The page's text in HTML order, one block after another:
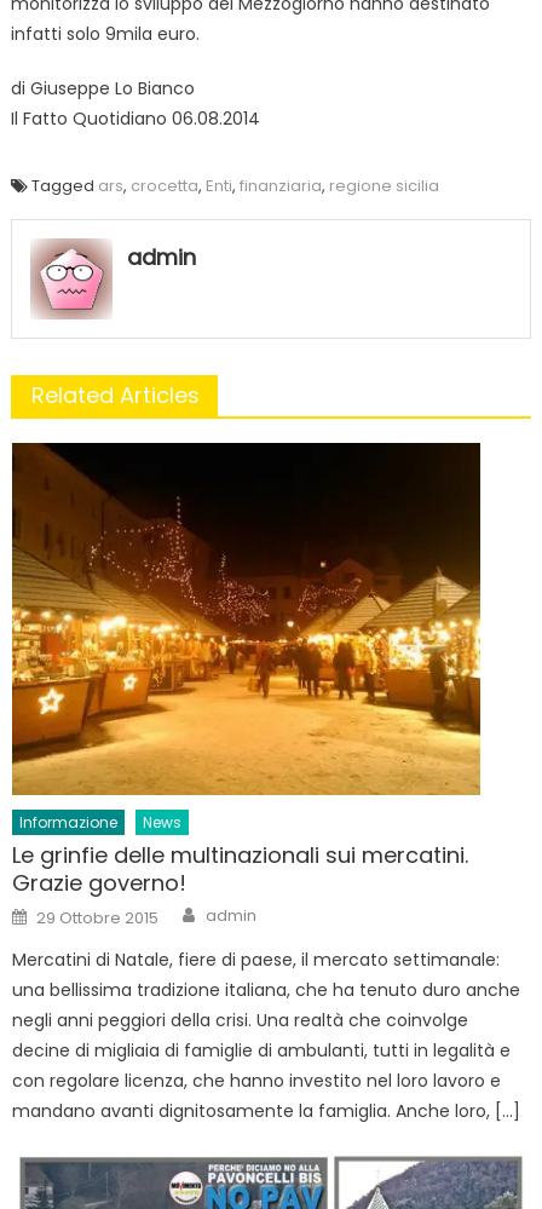
infatti solo 9mila euro.
di Giuseppe Lo Bianco
Il Fatto Quotidiano 06.08.2014
Tagged ars, crocetta, Enti, finanziaria, regione sicilia
admin
Related Articles
Informazione News
Le grinfie delle multinazionali sui mercatini.
Grazie governo!
Posted
on
29 Ottobre 2015 Author
admin
Mercatini di Natale, fiere di paese, il mercato settimanale:
una bellissima tradizione italiana, che ha tenuto duro anche
negli anni peggiori della crisi. Una realtà che coinvolge
decine di migliaia di famiglie di ambulanti, tutti in legalità e
con regolare licenza, che hanno investito nel loro lavoro e
mandano avanti dignitosamente la famiglia. Anche loro, […]